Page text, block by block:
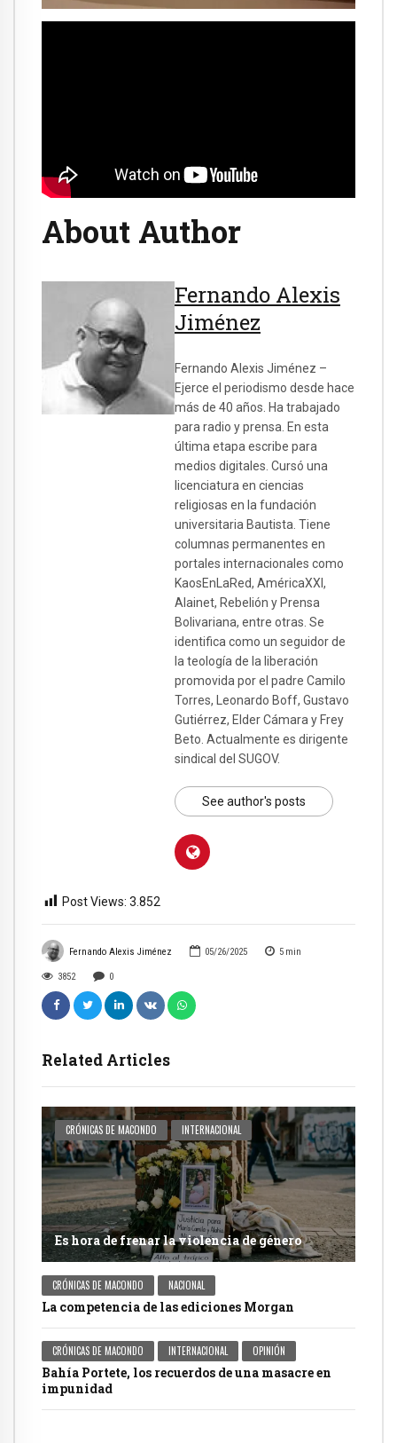
Fernando Alexis Jiménez 05/26/2025 5 min
3852 0
Related Articles
CRÓNICAS DE MACONDO INTERNACIONAL
Es hora de frenar la violencia de género
CRÓNICAS DE MACONDO NACIONAL
La competencia de las ediciones Morgan
CRÓNICAS DE MACONDO INTERNACIONAL OPINIÓN
Bahía Portete, los recuerdos de una masacre en
impunidad
About Author
Fernando Alexis
Jiménez
Fernando Alexis Jiménez –
Ejerce el periodismo desde hace
más de 40 años. Ha trabajado
para radio y prensa. En esta
última etapa escribe para
medios digitales. Cursó una
licenciatura en ciencias
religiosas en la fundación
universitaria Bautista. Tiene
columnas permanentes en
portales internacionales como
KaosEnLaRed, AméricaXXI,
Alainet, Rebelión y Prensa
Bolivariana, entre otras. Se
identifica como un seguidor de
la teología de la liberación
promovida por el padre Camilo
Torres, Leonardo Boff, Gustavo
Gutiérrez, Elder Cámara y Frey
Beto. Actualmente es dirigente
sindical del SUGOV.
See author's posts
Post Views: 3.852